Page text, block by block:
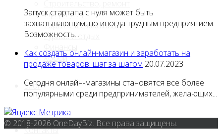
Сфера услуг
Торговля и магазины
Туризм и отдых
Хобби
Блог
Контакты
Запуск стартапа с нуля может быть
захватывающим, но иногда трудным предприятием.
Возможность...
Как создать онлайн-магазин и заработать на
продаже товаров: шаг за шагом 20.07.2023
Сегодня онлайн-магазины становятся все более
популярными среди предпринимателей, желающих...
© 2018-2026 OneDayBiz. Все права защищены.